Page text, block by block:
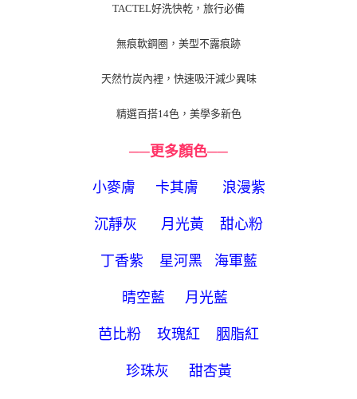
１．透過由恩沛科技股份有限公司提供之「AFTEE先享後付」服務完成之交
權轉讓予恩沛科技股份有限公司。
２．關於個人資料處理事宜，請瀏覽以下網址：
３．未成年的使用者請事先徵得法定代理人或監護人之同意方可使用
恩沛科技股份有限公司將有權停止該用戶之使用額度並採取法律行動。
每筆NT$90，滿NT$1,000(含以上)免運費
TACTEL好洗快乾，旅行必備
無痕軟鋼圈，美型不露痕跡
天然竹炭內裡，快速吸汗減少異味
精選百搭14色，美學多新色
──更多顏色──
小麥膚 卡其膚 浪漫紫
沉靜灰 月光黃 甜心粉
丁香紫 星河黑 海軍藍
晴空藍 月光藍
芭比粉 玫瑰紅 胭脂紅
珍珠灰 甜杏黃